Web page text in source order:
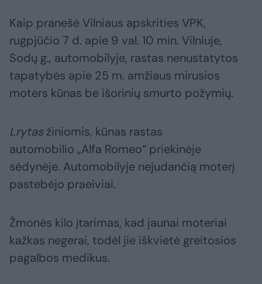
Kaip pranešė Vilniaus apskrities VPK,
rugpjūčio 7 d. apie 9 val. 10 min. Vilniuje,
Sodų g., automobilyje, rastas nenustatytos
tapatybės apie 25 m. amžiaus mirusios
moters kūnas be išorinių smurto požymių.
Lrytasžiniomis, kūnas rastas
automobilio „Alfa Romeo“ priekinėje
sėdynėje. Automobilyje nejudančią moterį
pastebėjo praeiviai.
Žmonės kilo įtarimas, kad jaunai moteriai
kažkas negerai, todėl jie iškvietė greitosios
pagalbos medikus.